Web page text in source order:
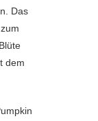
Das
dem